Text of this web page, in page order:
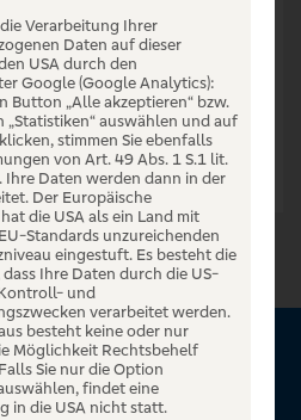
Verarbeitung Ihrer
Daten auf dieser
USA durch den
Google (Google Analytics):
Button „Alle akzeptieren“ bzw.
„Statistiken“ auswählen und auf
stimmen Sie ebenfalls
von Art. 49 Abs. 1 S.1 lit.
Ihre Daten werden dann in der
Der Europäische
die USA als ein Land mit
Standards unzureichenden
eingestuft. Es besteht die
Ihre Daten durch die US-
und
verarbeitet werden.
besteht keine oder nur
Möglichkeit Rechtsbehelf
Sie nur die Option
findet eine
in die USA nicht statt.